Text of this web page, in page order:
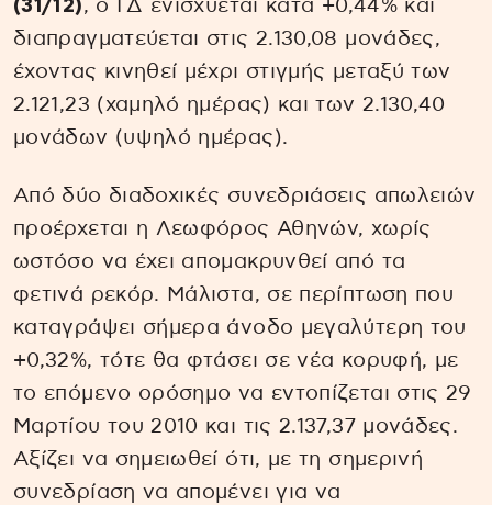
(31/12), ο ΓΔ ενισχύεται κατά +0,44% και
διαπραγματεύεται στις 2.130,08 μονάδες,
έχοντας κινηθεί μέχρι στιγμής μεταξύ των
2.121,23 (χαμηλό ημέρας) και των 2.130,40
μονάδων (υψηλό ημέρας).
Από δύο διαδοχικές συνεδριάσεις απωλειών
προέρχεται η Λεωφόρος Αθηνών, χωρίς
ωστόσο να έχει απομακρυνθεί από τα
φετινά ρεκόρ. Μάλιστα, σε περίπτωση που
καταγράψει σήμερα άνοδο μεγαλύτερη του
+0,32%, τότε θα φτάσει σε νέα κορυφή, με
το επόμενο ορόσημο να εντοπίζεται στις 29
Μαρτίου του 2010 και τις 2.137,37 μονάδες.
Αξίζει να σημειωθεί ότι, με τη σημερινή
συνεδρίαση να απομένει για να